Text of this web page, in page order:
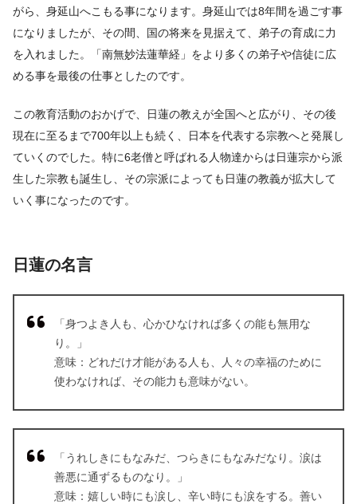
がら、身延山へこもる事になります。身延山では8年間を過ごす事
になりましたが、その間、国の将来を見据えて、弟子の育成に力
を入れました。「南無妙法蓮華経」をより多くの弟子や信徒に広
める事を最後の仕事としたのです。
この教育活動のおかげで、日蓮の教えが全国へと広がり、その後
現在に至るまで700年以上も続く、日本を代表する宗教へと発展し
ていくのでした。特に6老僧と呼ばれる人物達からは日蓮宗から派
生した宗教も誕生し、その宗派によっても日蓮の教義が拡大して
いく事になったのです。
日蓮の名言
「身つよき人も、心かひなければ多くの能も無用な
り。」
意味：どれだけ才能がある人も、人々の幸福のために
使わなければ、その能力も意味がない。
「うれしきにもなみだ、つらきにもなみだなり。涙は
善悪に通ずるものなり。」
意味：嬉しい時にも涙し、辛い時にも涙をする。善い